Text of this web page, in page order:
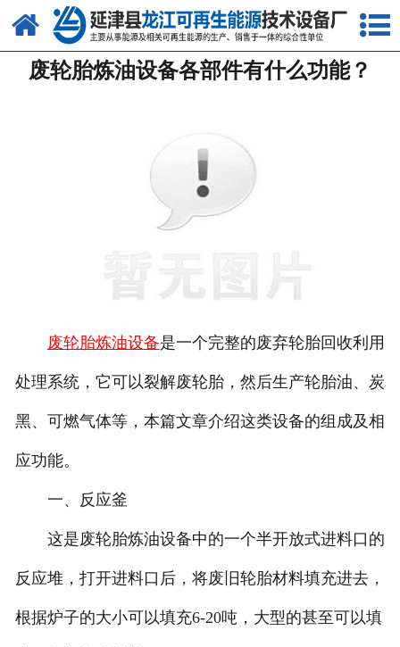
网站首页
关于我们
资质荣誉
联系我们
废轮胎炼油设备各部件有什么功能？
废轮胎炼油设备是一个完整的废弃轮胎回收利用
处理系统，它可以裂解废轮胎，然后生产轮胎油、炭
黑、可燃气体等，本篇文章介绍这类设备的组成及相
应功能。
一、反应釜
这是废轮胎炼油设备中的一个半开放式进料口的
反应堆，打开进料口后，将废旧轮胎材料填充进去，
根据炉子的大小可以填充6-20吨，大型的甚至可以填